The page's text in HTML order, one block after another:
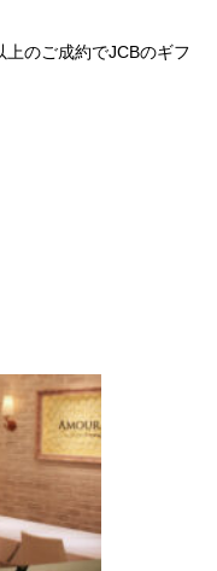
のご成約でJCBのギフ